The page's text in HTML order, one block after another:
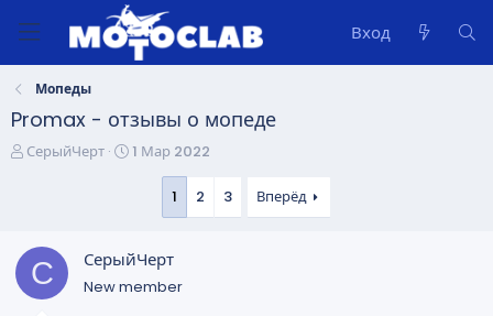
Вход
Мопеды
Promax - отзывы о мопеде
А
е
м
СерыйЧерт
Д
а
ч
1 Мар 2022
1 2 3 Вперёд
С СерыйЧерт
New member